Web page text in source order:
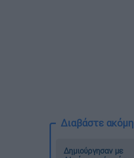
Διαβάστε ακόμη
Δημιούργησαν με